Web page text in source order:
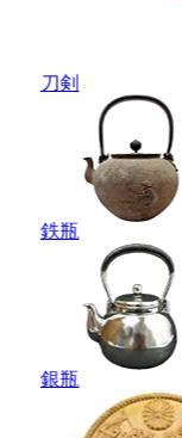
刀剣
鉄瓶
銀瓶